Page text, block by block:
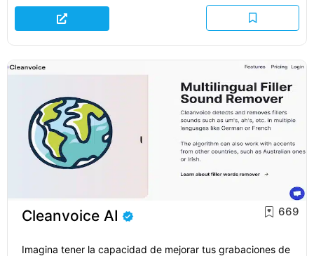
Cleanvoice AI 669
Imagina tener la capacidad de mejorar tus grabaciones de